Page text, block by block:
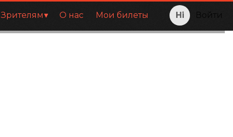
Зрителям О нас Мои билеты Войти